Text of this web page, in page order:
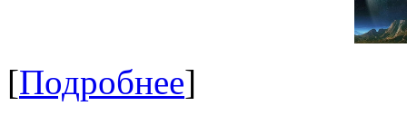
[Подробнее]